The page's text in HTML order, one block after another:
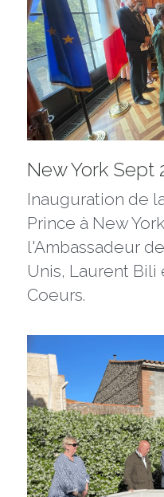
New York Sept
Inauguration de
Prince à New
l'Ambassadeur
Unis, Laurent Bili
Coeurs.